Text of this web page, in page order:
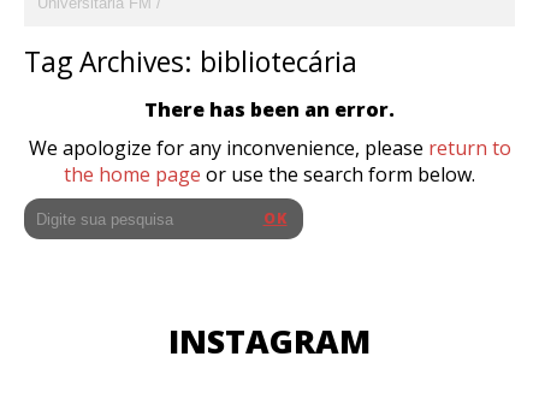
Tag Archives: bibliotecária
There has been an error.
We apologize for any inconvenience, please return to
the home page or use the search form below.
INSTAGRAM